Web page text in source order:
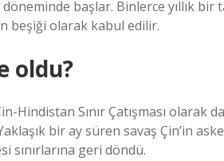
döneminde başlar. Binlerce yıllık
beşiği olarak kabul edilir.
oldu?
Hindistan Sınır Çatışması olarak
bir ay süren savaş Çin’in
sınırlarına geri döndü.